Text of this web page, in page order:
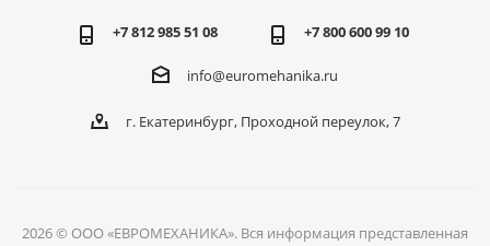
+7 812 985 51 08 +7 800 600 99 10
info@euromehanika.ru
г. Екатеринбург, Проходной переулок, 7
2026 © ООО «ЕВРОМЕХАНИКА». Вся информация представленная